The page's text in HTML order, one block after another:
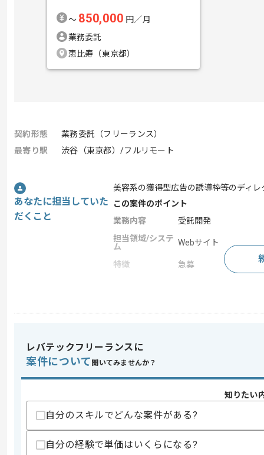
〜 850,000 円／月
業務委託
恵比寿（東京都）
契約形態
業務委託（フリーランス）
最寄り駅
渋谷（東京都）/フルリモート
あなたに担当していた
だくこと
美容系の獲得型広告の誘導枠等のディ
この案件のポイント
業務内容
受託開発
担当領域/システ
ム
Webサイト
特徴 急募
スキルに不安がある方へ
精算・お支払い
精算基準時間
140時間〜180時間
レバテックフリーランスに
案件について 聞いてみませんか？
知りたい
自分のスキルでどんな案件がある?
自分の経験で単価はいくらになる?